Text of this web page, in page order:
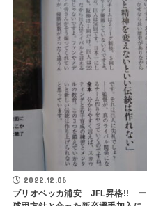
2022.12.06
ブリオベッカ浦安 JFL昇格!! ー